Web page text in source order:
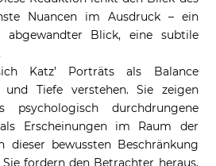
Nuancen im Ausdruck – ein
abgewandter Blick, eine subtile
Katz’ Porträts als Balance
und Tiefe verstehen. Sie zeigen
psychologisch durchdrungene
Erscheinungen im Raum der
dieser bewussten Beschränkung